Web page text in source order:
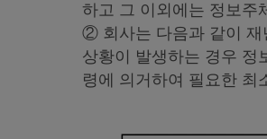
하고 그 이외에는 정보주
② 회사는 다음과 같이 재
상황이 발생하는 경우 정
령에 의거하여 필요한 최